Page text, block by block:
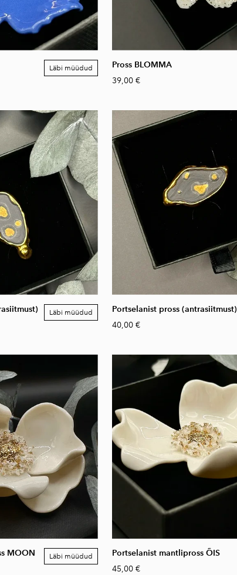
Läbi müüdud
Pross BLOMMA
39,00 €
Läbi müüdud
Portselanist pross (antrasiitmust)
40,00 €
MOON
Läbi müüdud
Portselanist mantlipross ÕIS
45,00 €